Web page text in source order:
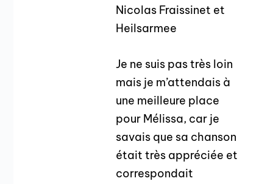
Nicolas Fraissinet et
Heilsarmee
Je ne suis pas très loin
mais je m’attendais à
une meilleure place
pour Mélissa, car je
savais que sa chanson
était très appréciée et
correspondait